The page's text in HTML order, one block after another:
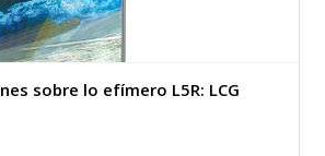
sobre lo efímero L5R: LCG